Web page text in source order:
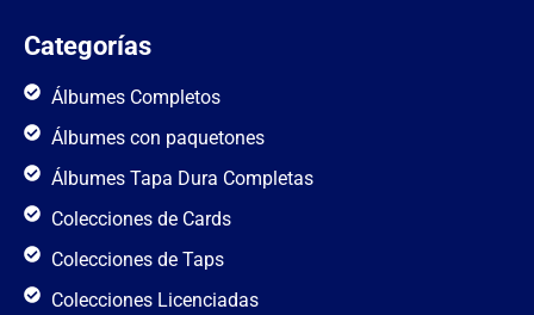
Categorías
Álbumes Completos
Álbumes con paquetones
Álbumes Tapa Dura Completas
Colecciones de Cards
Colecciones de Taps
Colecciones Licenciadas